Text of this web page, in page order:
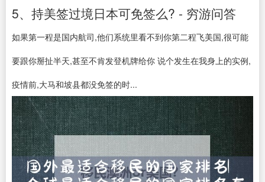
5、持美签过境日本可免签么? - 穷游问答
如果第一程是国内航司,他们系统里看不到你第二程飞美国,很可能
要跟你掰扯半天,甚至不肯发登机牌给你 说个发生在我身上的实例,
疫情前,大马和坡县都没免签的时...